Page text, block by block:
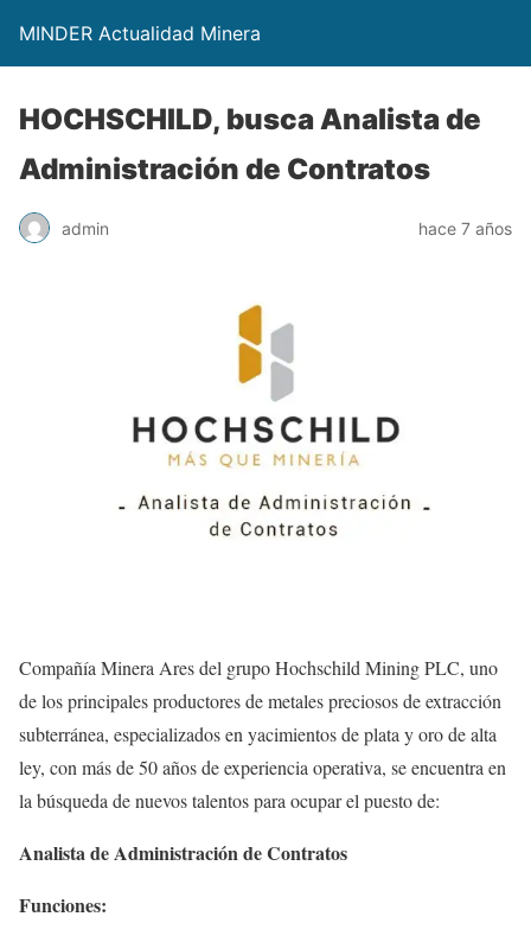
MINDER Actualidad Minera
HOCHSCHILD, busca Analista de
Administración de Contratos
admin hace 7 años
Compañía Minera Ares del grupo Hochschild Mining PLC, uno
de los principales productores de metales preciosos de extracción
subterránea, especializados en yacimientos de plata y oro de alta
ley, con más de 50 años de experiencia operativa, se encuentra en
la búsqueda de nuevos talentos para ocupar el puesto de:
Analista de Administración de Contratos
Funciones: